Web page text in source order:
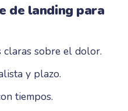
de landing para
claras sobre el dolor.
y plazo.
tiempos.